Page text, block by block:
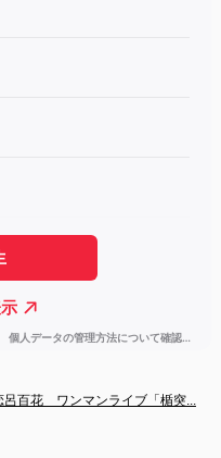
呂百花　ワンマンライブ「楯突...